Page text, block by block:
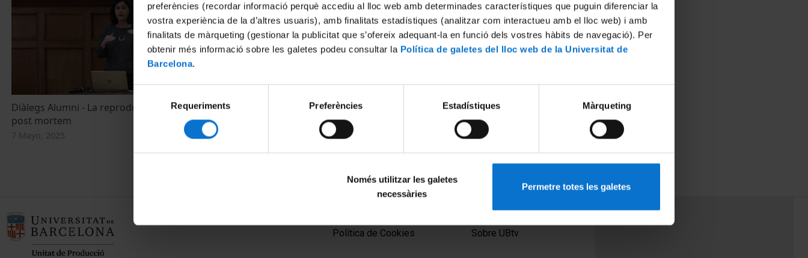
preferències (recordar informació perquè accediu al lloc web amb determinades característiques que puguin diferenciar la
vostra experiència de la d’altres usuaris), amb finalitats estadístiques (analitzar com interactueu amb el lloc web) i amb
finalitats de màrqueting (gestionar la publicitat que s’ofereix adequant-la en funció dels vostres hàbits de navegació). Per
obtenir més informació sobre les galetes podeu consultar la Política de galetes del lloc web de la Universitat de
Barcelona.
Selecció
de
consentiment
Requeriments Preferències Estadístiques Màrqueting
Només utilitzar les galetes
necessàries
Permetre totes les galetes
Diàlegs Alumni - La reproducció assistida
post mortem
7 Mayo, 2025
Implicacions jurídiques de la intel·ligència
artificial: regulació global, drets d'autor i
responsabilitat civil
Política de Cookies
PEU 2
Sobre UBtv
PEU 3